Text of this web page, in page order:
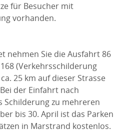
für Besucher mit
vorhanden.
nehmen Sie die Ausfahrt 86
(Verkehrsschilderung
25 km auf dieser Strasse
der Einfahrt nach
Schilderung zu mehreren
bis 30. April ist das Parken
in Marstrand kostenlos.